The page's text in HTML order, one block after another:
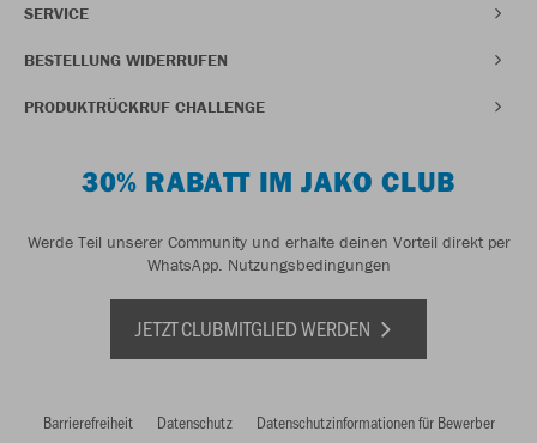
SERVICE
BESTELLUNG WIDERRUFEN
PRODUKTRÜCKRUF CHALLENGE
30% RABATT IM JAKO CLUB
Werde Teil unserer Community und erhalte deinen Vorteil direkt per
WhatsApp. Nutzungsbedingungen
JETZT CLUBMITGLIED WERDEN
Barrierefreiheit Datenschutz
Datenschutzinformationen für Bewerber